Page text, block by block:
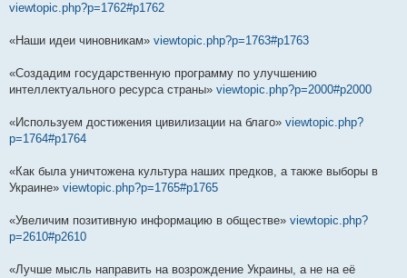
viewtopic.php?p=1762#p1762
«Наши идеи чиновникам» viewtopic.php?p=1763#p1763
«Создадим государственную программу по улучшению
интеллектуального ресурса страны» viewtopic.php?p=2000#p2000
«Используем достижения цивилизации на благо» viewtopic.php?
p=1764#p1764
«Как была уничтожена культура наших предков, а также выборы в
Украине» viewtopic.php?p=1765#p1765
«Увеличим позитивную информацию в обществе» viewtopic.php?
p=2610#p2610
«Лучше мысль направить на возрождение Украины, а не на её